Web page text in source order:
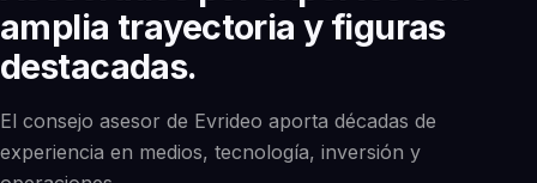
amplia trayectoria y figuras
destacadas.
El consejo asesor de Evrideo aporta décadas de
experiencia en medios, tecnología, inversión y